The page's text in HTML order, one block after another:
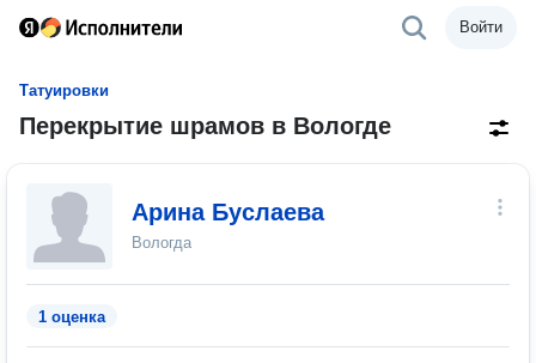
Войти
Татуировки
Перекрытие шрамов в Вологде
Арина Буслаева
Вологда
1 оценка